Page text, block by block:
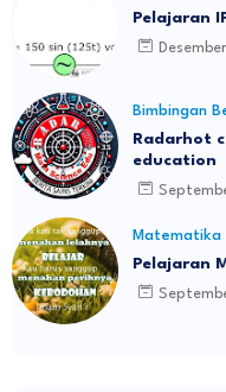
Pelajaran
Bimbingan
Radarhot
education
Matematika
Pelajaran